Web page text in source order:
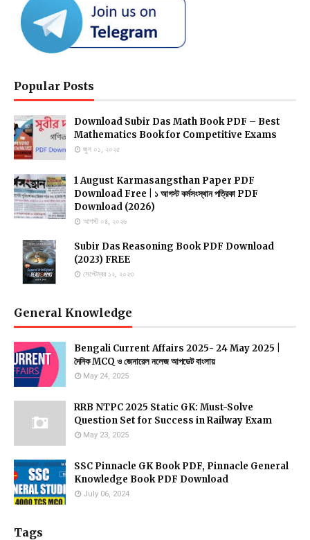
Popular Posts
Download Subir Das Math Book PDF – Best
Mathematics Book for Competitive Exams
জুন ০১, ২০২৫
1 August Karmasangsthan Paper PDF
Download Free | ১ আগস্ট কর্মসংস্থান পত্রিকা PDF
Download (2026)
আগস্ট ০৪, ২০২৬
Subir Das Reasoning Book PDF Download
(2023) FREE
সেপ্টেম্বর ১২, ২০২৩
General Knowledge
Bengali Current Affairs 2025- 24 May 2025 |
দৈনিক MCQ ও জেনারেল নলেজ আপডেট বাংলায়
May 24, 2025
RRB NTPC 2025 Static GK: Must-Solve
Question Set for Success in Railway Exam
May 23, 2025
SSC Pinnacle GK Book PDF, Pinnacle General
Knowledge Book PDF Download
July 06, 2024
Tags